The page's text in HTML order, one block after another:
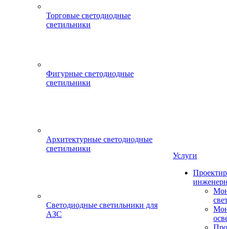
Торговые светодиодные
светильники
Фигурные светодиодные
светильники
Архитектурные светодиодные
светильники
Светодиодные светильники для
АЗС
Услуги